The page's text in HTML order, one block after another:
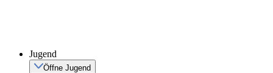
Jugend
Öffne Jugend